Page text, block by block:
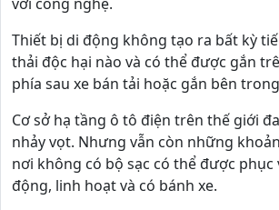
Thiết bị di động không tạo ra bất kỳ
thải độc hại nào và có thể được gắn
phía sau xe bán tải hoặc gắn bên
Cơ sở hạ tầng ô tô điện trên thế giới
nhảy vọt. Nhưng vẫn còn những
nơi không có bộ sạc có thể được phục
động, linh hoạt và có bánh xe.